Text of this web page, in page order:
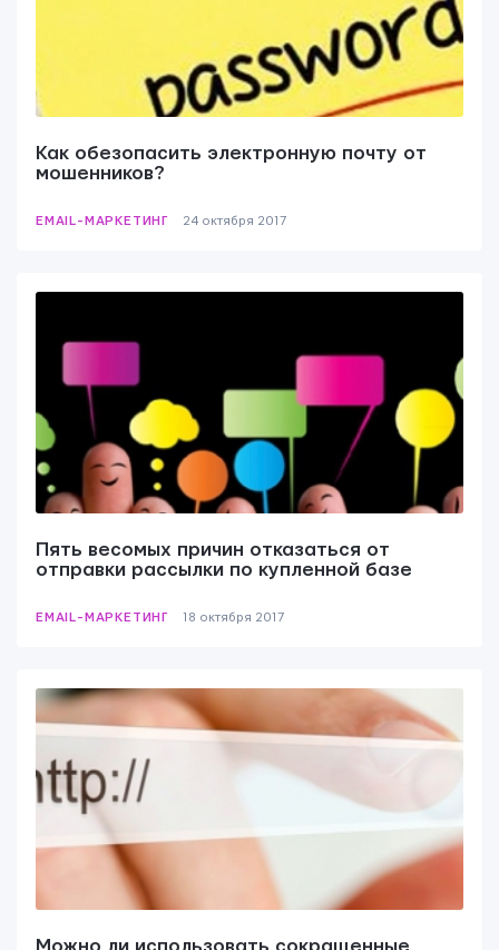
Как обезопасить электронную почту от
мошенников?
EMAIL-МАРКЕТИНГ 24 октября 2017
Пять весомых причин отказаться от
отправки рассылки по купленной базе
EMAIL-МАРКЕТИНГ 18 октября 2017
Можно ли использовать сокращенные
Контактная информация
info@yudjes.com
Rävala pst 8-ruum 810, 10143, Tallinn
Yudjes OÜ
Свяжитесь с нами